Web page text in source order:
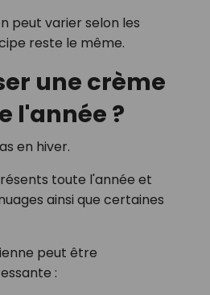
peut varier selon les
reste le même.
une crème
l'année ?
en hiver.
toute l'année et
ainsi que certaines
peut être
: